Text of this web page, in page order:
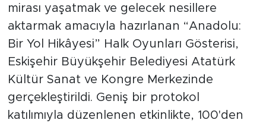
mirası yaşatmak ve gelecek nesillere
aktarmak amacıyla hazırlanan “Anadolu:
Bir Yol Hikâyesi” Halk Oyunları Gösterisi,
Eskişehir Büyükşehir Belediyesi Atatürk
Kültür Sanat ve Kongre Merkezinde
gerçekleştirildi. Geniş bir protokol
katılımıyla düzenlenen etkinlikte, 100'den